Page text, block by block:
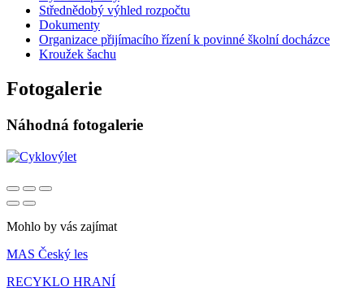
Střednědobý výhled rozpočtu
Dokumenty
Organizace přijímacího řízení k povinné školní docházce
Kroužek šachu
Fotogalerie
Náhodná fotogalerie
Mohlo by vás zajímat
MAS Český les
RECYKLO HRANÍ